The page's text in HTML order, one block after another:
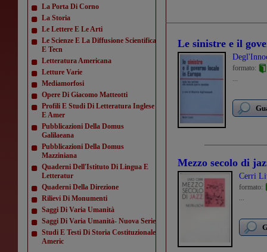
La Porta Di Corno
La Storia
Le Lettere E Le Arti
Le Scienze E La Diffusione Scientifica
E Tecn
Letteratura Americana
Letture Varie
Mediamorfosi
Opere Di Giacomo Matteotti
Profili E Studi Di Letteratura Inglese
E Amer
Pubblicazioni Della Domus
Galilaeana
Pubblicazioni Della Domus
Mazziniana
Quaderni Dell'Istituto Di Lingua E
Letteratur
Quaderni Della Direzione
Rilievi Di Monumenti
Saggi Di Varia Umanità
Saggi Di Varia Umanità- Nuova Serie
Studi E Testi Di Storia Costituzionale
Americ
Le sinistre e il
formato:
...
Mezzo secolo di
Cerri
formato:
...